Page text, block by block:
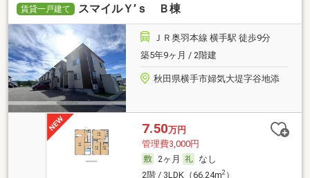
賃貸一戸建て スマイルＹ’ｓ Ｂ棟
ＪＲ奥羽本線 横手駅 徒歩9分
築5年9ヶ月 / 2階建
秋田県横手市婦気大堤字谷地添
7.50万円
管理費3,000円
2ヶ月
なし
2階 / 3LDK（66.24m2）